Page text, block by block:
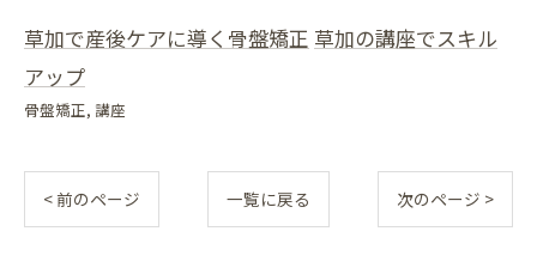
草加で産後ケアに導く骨盤矯正 草加の講座でスキル
アップ
骨盤矯正 講座
< 前のページ 一覧に戻る 次のページ >